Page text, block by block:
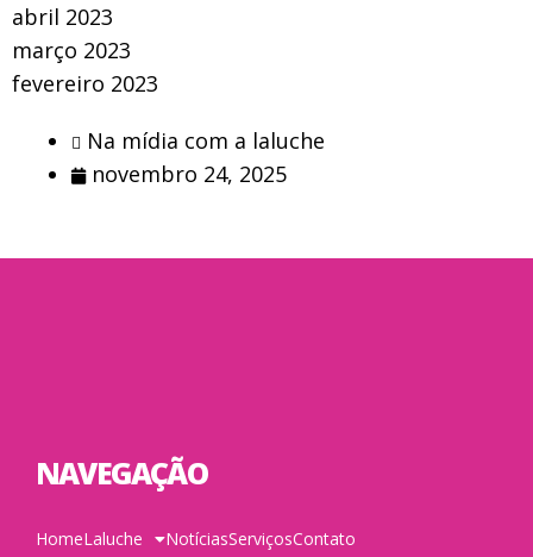
abril 2023
março 2023
fevereiro 2023
Na mídia com a laluche
novembro 24, 2025
NAVEGAÇÃO
HomeLaluche NotíciasServiçosContato